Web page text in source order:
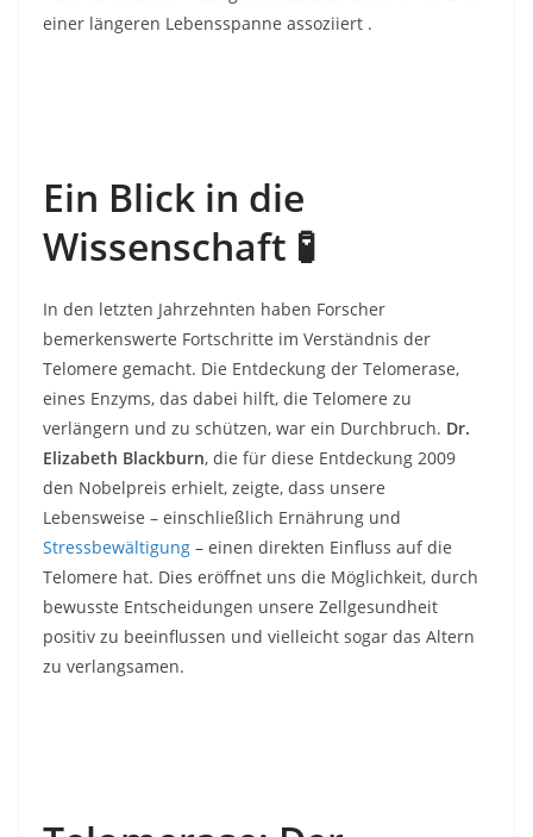
einer längeren Lebensspanne assoziiert .
Ein Blick in die
Wissenschaft 🧪
In den letzten Jahrzehnten haben Forscher
bemerkenswerte Fortschritte im Verständnis der
Telomere gemacht. Die Entdeckung der Telomerase,
eines Enzyms, das dabei hilft, die Telomere zu
verlängern und zu schützen, war ein Durchbruch. Dr.
Elizabeth Blackburn, die für diese Entdeckung 2009
den Nobelpreis erhielt, zeigte, dass unsere
Lebensweise – einschließlich Ernährung und
Stressbewältigung – einen direkten Einfluss auf die
Telomere hat. Dies eröffnet uns die Möglichkeit, durch
bewusste Entscheidungen unsere Zellgesundheit
positiv zu beeinflussen und vielleicht sogar das Altern
zu verlangsamen.